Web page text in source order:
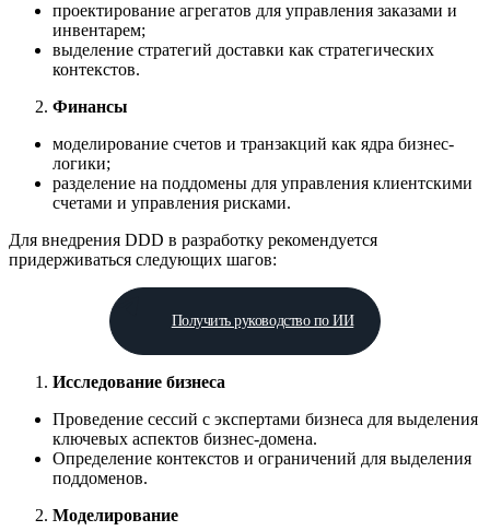
проектирование агрегатов для управления заказами и
инвентарем;
выделение стратегий доставки как стратегических
контекстов.
Финансы
моделирование счетов и транзакций как ядра бизнес-
логики;
разделение на поддомены для управления клиентскими
счетами и управления рисками.
Для внедрения DDD в разработку рекомендуется
придерживаться следующих шагов:
Получить руководство по ИИ
Исследование бизнеса
Проведение сессий с экспертами бизнеса для выделения
ключевых аспектов бизнес-домена.
Определение контекстов и ограничений для выделения
поддоменов.
Моделирование